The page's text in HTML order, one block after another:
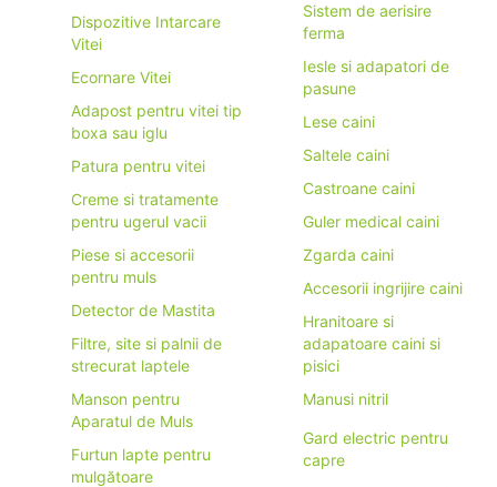
Dispozitive Intarcare
Vitei
Ecornare Vitei
Adapost pentru vitei tip
boxa sau iglu
Patura pentru vitei
Creme si tratamente
pentru ugerul vacii
Piese si accesorii
pentru muls
Detector de Mastita
Filtre, site si palnii de
strecurat laptele
Manson pentru
Aparatul de Muls
Furtun lapte pentru
mulgătoare
Sistem de aerisire
ferma
Iesle si adapatori de
pasune
Lese caini
Saltele caini
Castroane caini
Guler medical caini
Zgarda caini
Accesorii ingrijire caini
Hranitoare si
adapatoare caini si
pisici
Manusi nitril
Gard electric pentru
capre